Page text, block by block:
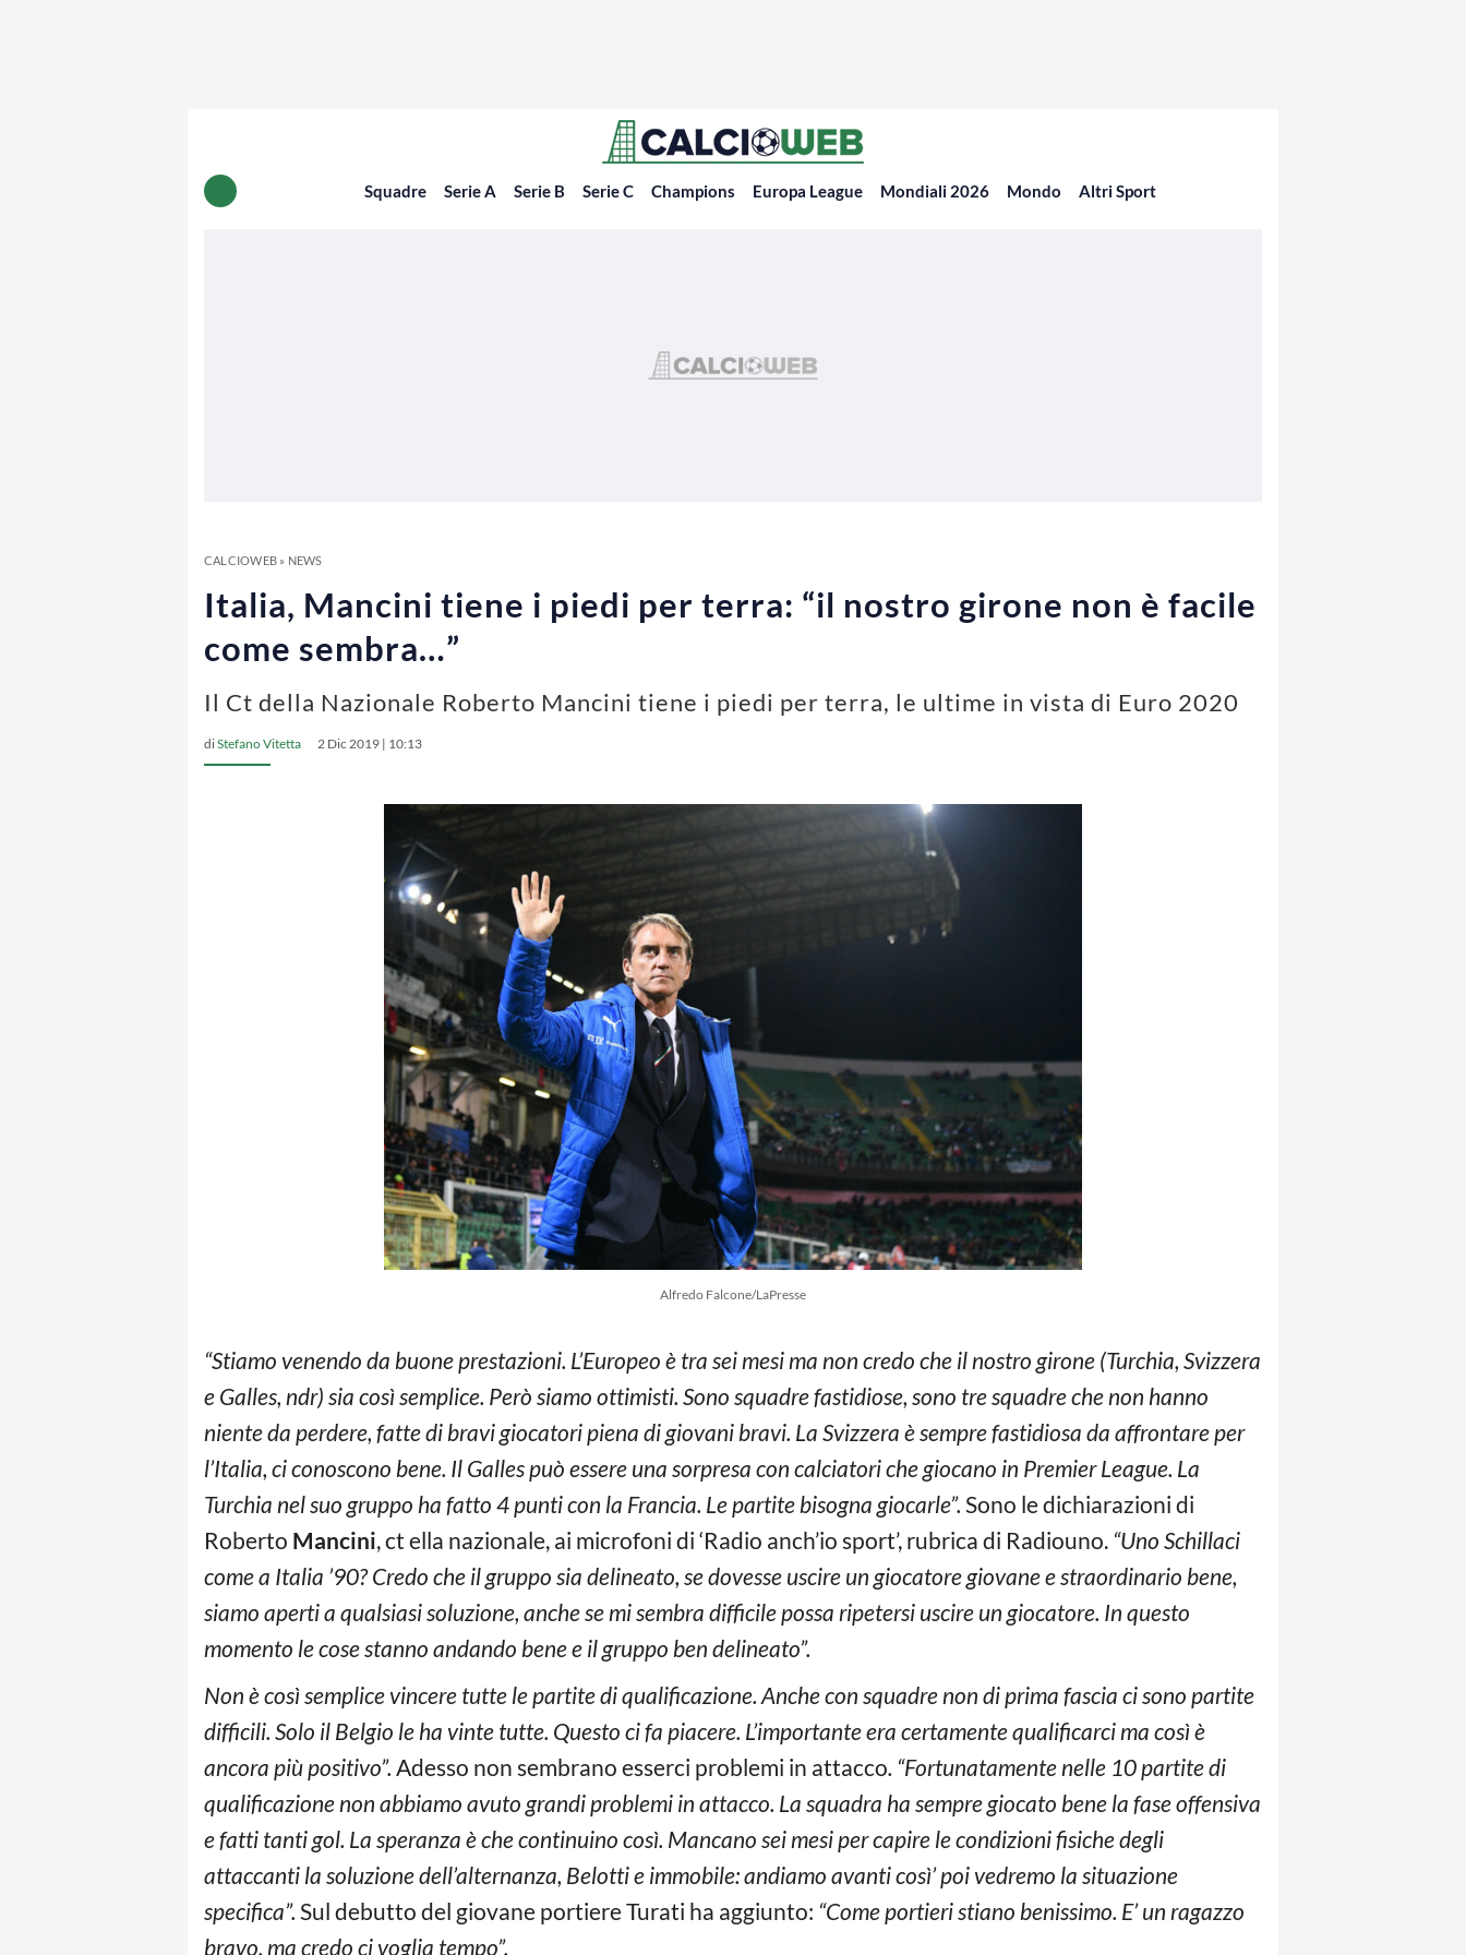
Squadre Serie A Serie B Serie C Champions Europa League Mondiali 2026 Mondo Altri Sport
CALCIOWEB» NEWS
Italia, Mancini tiene i piedi per terra: “il nostro girone non è facile
come sembra…”
Il Ct della Nazionale Roberto Mancini tiene i piedi per terra, le ultime in vista di Euro 2020
diStefano Vitetta 2 Dic 2019 | 10:13
Alfredo Falcone/LaPresse
“Stiamo venendo da buone prestazioni. L’Europeo è tra sei mesi ma non credo che il nostro girone (Turchia, Svizzera
e Galles, ndr) sia così semplice. Però siamo ottimisti. Sono squadre fastidiose, sono tre squadre che non hanno
niente da perdere, fatte di bravi giocatori piena di giovani bravi. La Svizzera è sempre fastidiosa da affrontare per
l’Italia, ci conoscono bene. Il Galles può essere una sorpresa con calciatori che giocano in Premier League. La
Turchia nel suo gruppo ha fatto 4 punti con la Francia. Le partite bisogna giocarle”. Sono le dichiarazioni di
Roberto Mancini, ct ella nazionale, ai microfoni di ‘Radio anch’io sport’, rubrica di Radiouno. “Uno Schillaci
come a Italia ’90? Credo che il gruppo sia delineato, se dovesse uscire un giocatore giovane e straordinario bene,
siamo aperti a qualsiasi soluzione, anche se mi sembra difficile possa ripetersi uscire un giocatore. In questo
momento le cose stanno andando bene e il gruppo ben delineato”.
Non è così semplice vincere tutte le partite di qualificazione. Anche con squadre non di prima fascia ci sono partite
difficili. Solo il Belgio le ha vinte tutte. Questo ci fa piacere. L’importante era certamente qualificarci ma così è
ancora più positivo”. Adesso non sembrano esserci problemi in attacco. “Fortunatamente nelle 10 partite di
qualificazione non abbiamo avuto grandi problemi in attacco. La squadra ha sempre giocato bene la fase offensiva
e fatti tanti gol. La speranza è che continuino così. Mancano sei mesi per capire le condizioni fisiche degli
attaccanti la soluzione dell’alternanza, Belotti e immobile: andiamo avanti così’ poi vedremo la situazione
specifica”. Sul debutto del giovane portiere Turati ha aggiunto: “Come portieri stiano benissimo. E’ un ragazzo
bravo, ma credo ci voglia tempo”.